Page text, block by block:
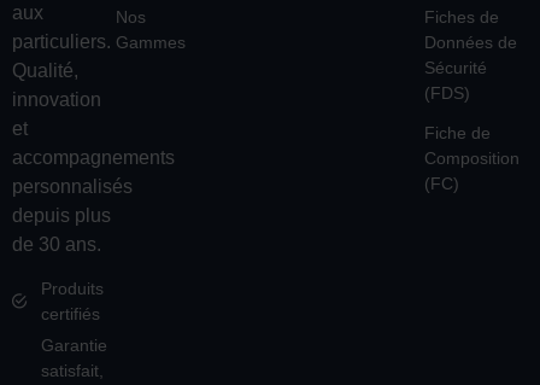
aux
particuliers.
Qualité,
innovation
et
accompagnements
personnalisés
depuis plus
de 30 ans.
Produits
certifiés
Garantie
satisfait,
Nos
Gammes
Fiches de
Données de
Sécurité
(FDS)
Fiche de
Composition
(FC)